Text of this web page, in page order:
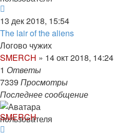
13 дек 2018, 15:54
The lair of the aliens
Логово чужих
SMERCH » 14 окт 2018, 14:24
1 Ответы
7339 Просмотры
Последнее сообщение
SMERCH